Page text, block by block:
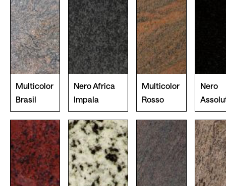
Multicolor
Brasil
Nero Africa
Impala
Multicolor
Rosso
Nero